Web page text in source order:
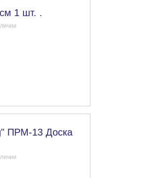
1 шт. .
ПРМ-13 Доска